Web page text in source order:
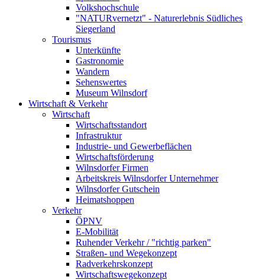
Volkshochschule
"NATURvernetzt" - Naturerlebnis Südliches
Siegerland
Tourismus
Unterkünfte
Gastronomie
Wandern
Sehenswertes
Museum Wilnsdorf
Wirtschaft & Verkehr
Wirtschaft
Wirtschaftsstandort
Infrastruktur
Industrie- und Gewerbeflächen
Wirtschaftsförderung
Wilnsdorfer Firmen
Arbeitskreis Wilnsdorfer Unternehmer
Wilnsdorfer Gutschein
Heimatshoppen
Verkehr
ÖPNV
E-Mobilität
Ruhender Verkehr / "richtig parken"
Straßen- und Wegekonzept
Radverkehrskonzept
Wirtschaftswegekonzept